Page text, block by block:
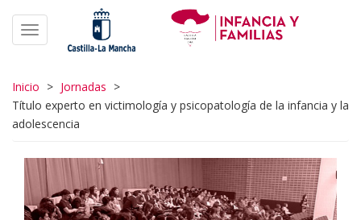
contenido
Toggle navigation
Inicio > Jornadas >
Título experto en victimología y psicopatología de la infancia y la
adolescencia